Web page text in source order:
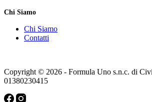
Chi Siamo
Chi Siamo
Contatti
Copyright © 2026 - Formula Uno s.n.c. di
01380230415